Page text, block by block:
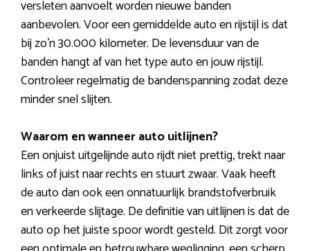
versleten aanvoelt worden nieuwe banden
aanbevolen. Voor een gemiddelde auto en rijstijl is dat
bij zo’n 30.000 kilometer. De levensduur van de
banden hangt af van het type auto en jouw rijstijl.
Controleer regelmatig de bandenspanning zodat deze
minder snel slijten.
Waarom en wanneer auto uitlijnen?
Een onjuist uitgelijnde auto rijdt niet prettig, trekt naar
links of juist naar rechts en stuurt zwaar. Vaak heeft
de auto dan ook een onnatuurlijk brandstofverbruik
en verkeerde slijtage. De definitie van uitlijnen is dat de
auto op het juiste spoor wordt gesteld. Dit zorgt voor